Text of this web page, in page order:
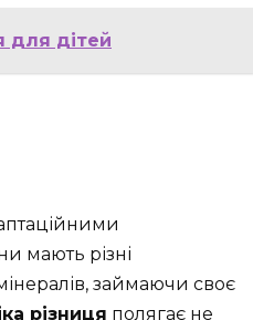
для дітей
мають різні
займаючи своє
різниця полягає не